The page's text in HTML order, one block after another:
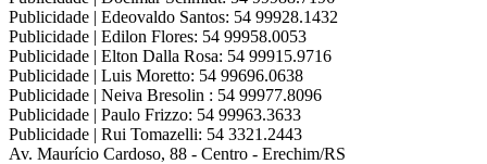
Publicidade | Edeovaldo Santos: 54 99928.1432
Publicidade | Edilon Flores: 54 99958.0053
Publicidade | Elton Dalla Rosa: 54 99915.9716
Publicidade | Luis Moretto: 54 99696.0638
Publicidade | Neiva Bresolin : 54 99977.8096
Publicidade | Paulo Frizzo: 54 99963.3633
Publicidade | Rui Tomazelli: 54 3321.2443
Av. Maurício Cardoso, 88 - Centro - Erechim/RS